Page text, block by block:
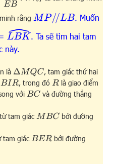
rằng MP //LB
. Muốn
^
. Ta sẽ tìm hai tam
này.
là ΔMQC
, tam giác thứ hai
BIR , trong đó R là giao điểm
với BC
và đường thẳng
tam giác MBC
bới đường
tam giác BER
bới đường